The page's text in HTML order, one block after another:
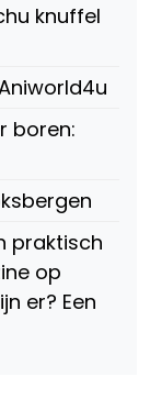
knuffel
boren:
praktisch
op
er? Een